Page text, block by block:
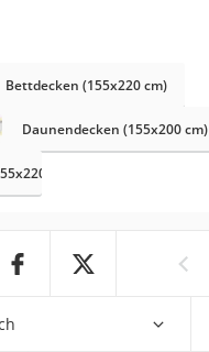
Bettdecken (155x220 cm)
Daunendecken (155x200 cm)
cm)